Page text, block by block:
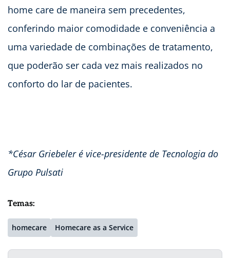
home care de maneira sem precedentes,
conferindo maior comodidade e conveniência a
uma variedade de combinações de tratamento,
que poderão ser cada vez mais realizados no
conforto do lar de pacientes.
*César Griebeler é vice-presidente de Tecnologia do
Grupo Pulsati
Temas:
homecare Homecare as a Service